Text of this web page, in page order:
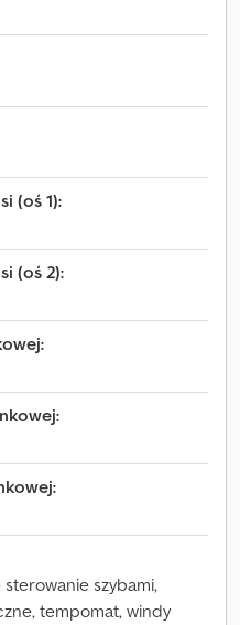
(oś 1):
(oś 2):
szybami,
tempomat, windy